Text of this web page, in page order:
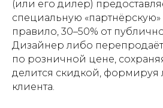
(или его дилер)
специальную
правило, 30–50% от
Дизайнер либо перепродаёт
по розничной цене,
делится скидкой, формируя
клиента.